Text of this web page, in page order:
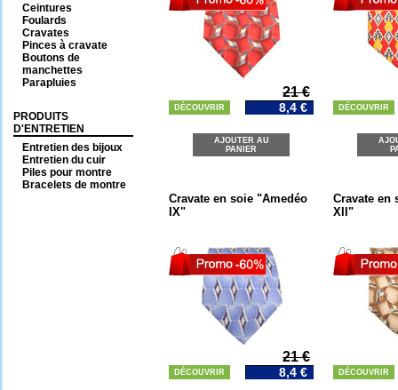
Ceintures
Foulards
Cravates
Pinces à cravate
Boutons de
manchettes
Parapluies
PRODUITS
D'ENTRETIEN
Entretien des bijoux
Entretien du cuir
Piles pour montre
Bracelets de montre
21 €
DÉCOUVRIR 8,4 €
AJOUTER AU
PANIER
DÉCOUVRIR
Cravate en soie "Amedéo
IX"
21 €
DÉCOUVRIR 8,4 €
Cravate en
XII"
DÉCOUVRIR